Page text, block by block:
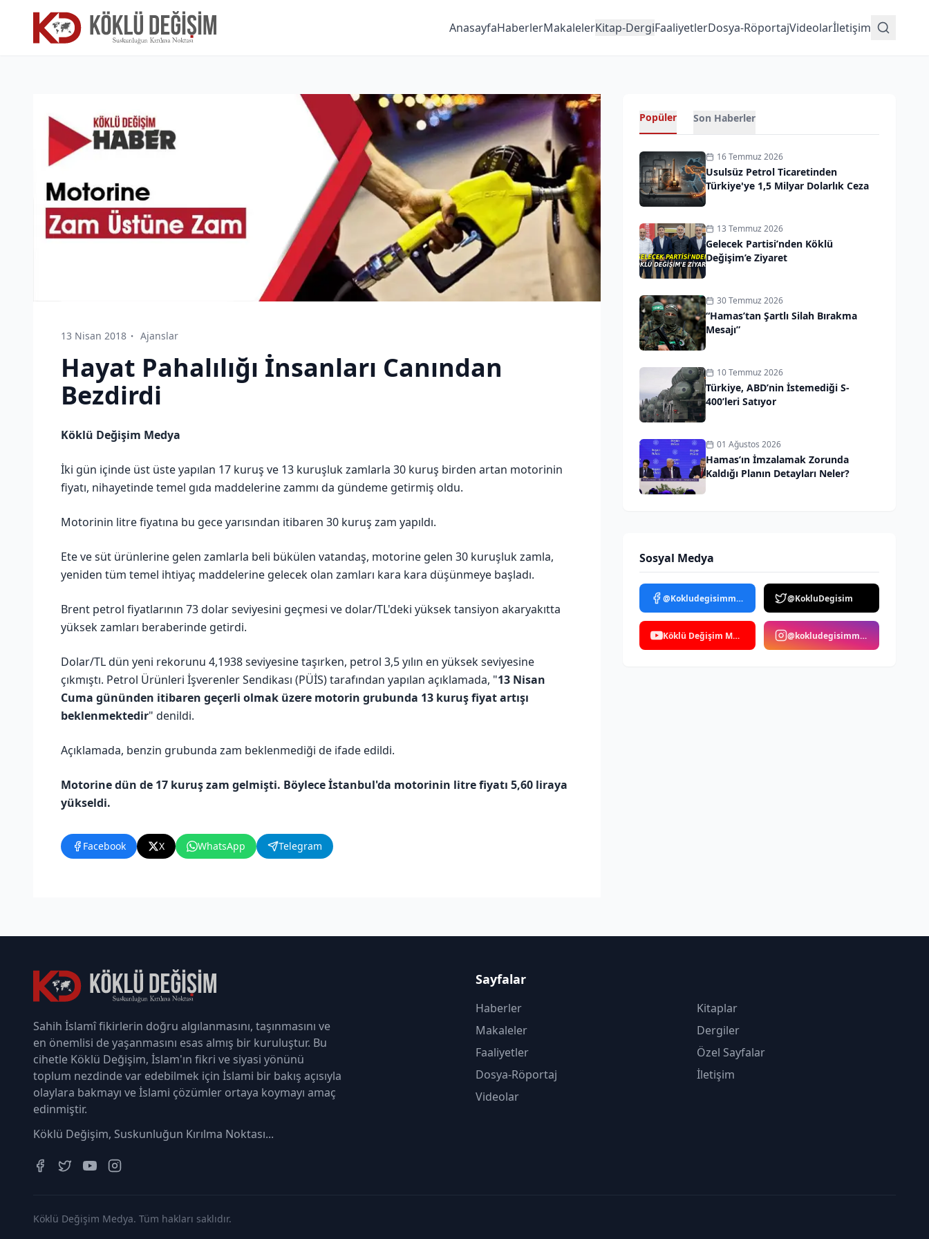
AnasayfaHaberlerMakalelerKitap-DergiFaaliyetlerDosya-RöportajVideolarİletişim
13 Nisan 2018 Ajanslar
Hayat Pahalılığı İnsanları Canından
Bezdirdi
Köklü Değişim Medya
İki gün içinde üst üste yapılan 17 kuruş ve 13 kuruşluk zamlarla 30 kuruş birden artan motorinin
fiyatı, nihayetinde temel gıda maddelerine zammı da gündeme getirmiş oldu.
Motorinin litre fiyatına bu gece yarısından itibaren 30 kuruş zam yapıldı.
Ete ve süt ürünlerine gelen zamlarla beli bükülen vatandaş, motorine gelen 30 kuruşluk zamla,
yeniden tüm temel ihtiyaç maddelerine gelecek olan zamları kara kara düşünmeye başladı.
Brent petrol fiyatlarının 73 dolar seviyesini geçmesi ve dolar/TL'deki yüksek tansiyon akaryakıtta
yüksek zamları beraberinde getirdi.
Dolar/TL dün yeni rekorunu 4,1938 seviyesine taşırken, petrol 3,5 yılın en yüksek seviyesine
çıkmıştı. Petrol Ürünleri İşverenler Sendikası (PÜİS) tarafından yapılan açıklamada, "13 Nisan
Cuma gününden itibaren geçerli olmak üzere motorin grubunda 13 kuruş fiyat artışı
beklenmektedir" denildi.
Açıklamada, benzin grubunda zam beklenmediği de ifade edildi.
Motorine dün de 17 kuruş zam gelmişti. Böylece İstanbul'da motorinin litre fiyatı 5,60 liraya
yükseldi.
Facebook X WhatsApp Telegram
Popüler Son Haberler
16 Temmuz 2026
Usulsüz Petrol Ticaretinden
Türkiye'ye 1,5 Milyar Dolarlık Ceza
13 Temmuz 2026
Gelecek Partisi’nden Köklü
Değişim’e Ziyaret
30 Temmuz 2026
“Hamas’tan Şartlı Silah Bırakma
Mesajı”
10 Temmuz 2026
Türkiye, ABD’nin İstemediği S-
400’leri Satıyor
01 Ağustos 2026
Hamas’ın İmzalamak Zorunda
Kaldığı Planın Detayları Neler?
Sosyal Medya
@Kokludegisimmedya @KokluDegisim
Köklü Değişim Medya @kokludegisimmedya
Sahih İslamî fikirlerin doğru algılanmasını, taşınmasını ve
en önemlisi de yaşanmasını esas almış bir kuruluştur. Bu
cihetle Köklü Değişim, İslam'ın fikri ve siyasi yönünü
toplum nezdinde var edebilmek için İslami bir bakış açısıyla
olaylara bakmayı ve İslami çözümler ortaya koymayı amaç
edinmiştir.
Köklü Değişim, Suskunluğun Kırılma Noktası...
Sayfalar
Haberler
Makaleler
Faaliyetler
Dosya-Röportaj
Videolar
Kitaplar
Dergiler
Özel Sayfalar
İletişim
Köklü Değişim Medya. Tüm hakları saklıdır.